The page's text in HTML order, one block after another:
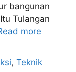
bangunan
Tulangan
more
,Teknik